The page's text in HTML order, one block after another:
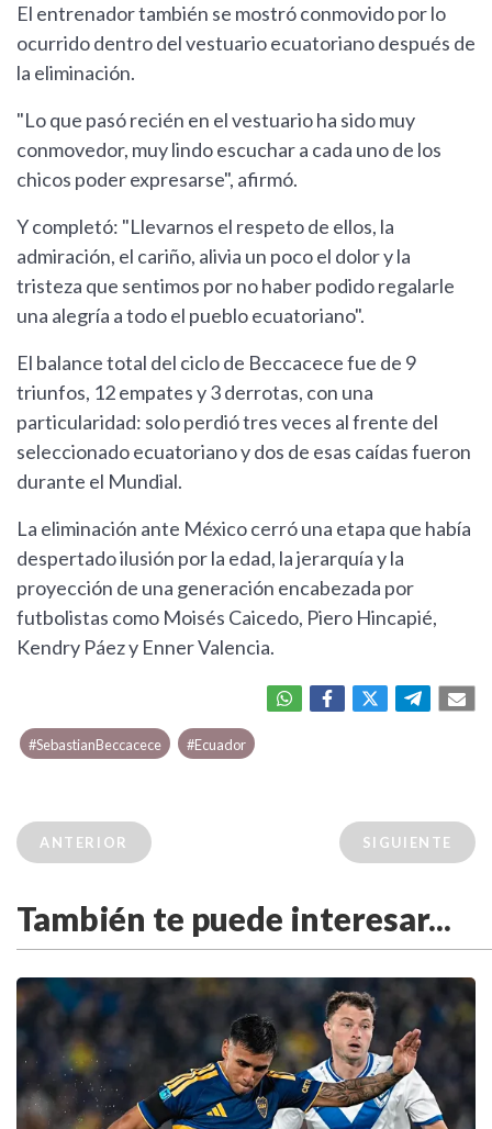
El entrenador también se mostró conmovido por lo
ocurrido dentro del vestuario ecuatoriano después de
la eliminación.
"Lo que pasó recién en el vestuario ha sido muy
conmovedor, muy lindo escuchar a cada uno de los
chicos poder expresarse", afirmó.
Y completó: "Llevarnos el respeto de ellos, la
admiración, el cariño, alivia un poco el dolor y la
tristeza que sentimos por no haber podido regalarle
una alegría a todo el pueblo ecuatoriano".
El balance total del ciclo de Beccacece fue de 9
triunfos, 12 empates y 3 derrotas, con una
particularidad: solo perdió tres veces al frente del
seleccionado ecuatoriano y dos de esas caídas fueron
durante el Mundial.
La eliminación ante México cerró una etapa que había
despertado ilusión por la edad, la jerarquía y la
proyección de una generación encabezada por
futbolistas como Moisés Caicedo, Piero Hincapié,
Kendry Páez y Enner Valencia.
#SebastianBeccacece #Ecuador
ANTERIOR SIGUIENTE
También te puede interesar...